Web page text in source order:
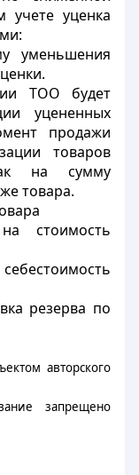
учете уценка
уменьшения
ТОО будет
уцененных
продажи
товаров
на сумму
товара.
стоимость
резерва по
авторского
запрещено